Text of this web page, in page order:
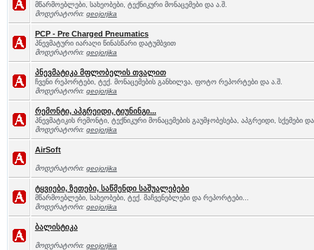
მწარმოებლები, სახეობები, ტექნიკური მონაცემები და ა.შ.
მოდერატორი: geojorjika
PCP - Pre Charged Pneumatics
პნევმატური იარაღი წინასწარი დატუმბვით
მოდერატორი: geojorjika
პნევმატიკა მფლობელის თვალით
ჩვენი რეპორტები, ტექ. მონაცემების განხილვა, ფოტო რეპორტები და ა.შ.
მოდერატორი: geojorjika
რემონტი, აპგრეიდი, ტიუნინგი...
პნევმატიკის რემონტი, ტექნიკური მონაცემების გაუმჯობესება, აპგრეიდი, სქემები
მოდერატორი: geojorjika
AirSoft
მოდერატორი: geojorjika
ტყვიები, ზეთები, საწმენდი საშუალებები
მწარმოებლები, სახეობები, ტექ. მაჩვენებლები და რეპორტები...
მოდერატორი: geojorjika
ბალისტიკა
მოდერატორი: geojorjika